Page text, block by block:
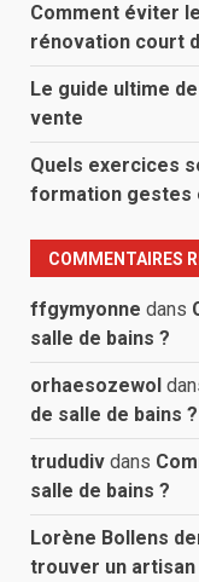
Comment éviter
rénovation court
Le guide ultime
vente
Quels exercices
formation gestes
COMMENTAIRES
ffgymyonne dans
salle de bains ?
orhaesozewol
de salle de bains ?
trududiv dans
salle de bains ?
Lorène Bollens
trouver un artisan